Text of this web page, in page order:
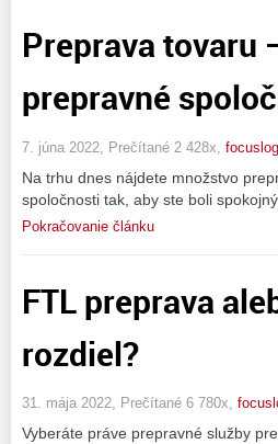
Preprava tovaru
prepravné
7. júna 2022, Prečítané 2 428x,
Na trhu dnes nájdete množstvo
spoločnosti tak, aby ste boli
Pokračovanie článku
FTL preprava
rozdiel?
31. mája 2022, Prečítané 6 780x,
Vyberáte práve prepravné služby